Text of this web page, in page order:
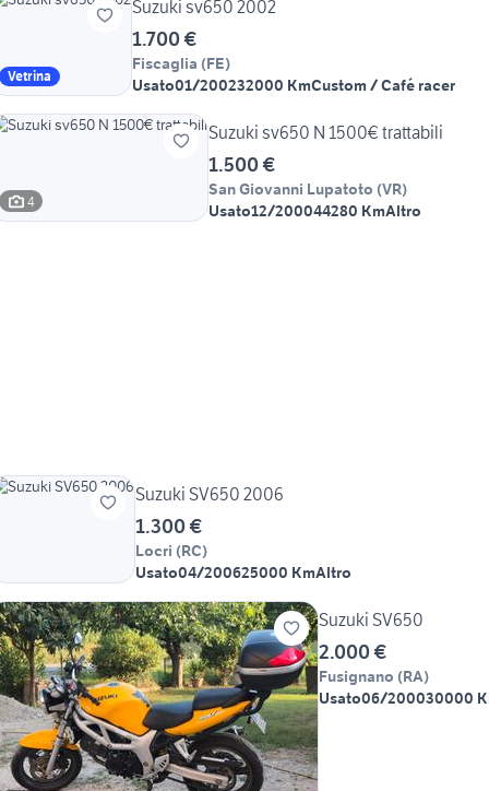
Vetrina
Suzuki sv650 2002
1.700 €
Fiscaglia (FE)
Usato01/200232000 KmCustom / Café racer
4
Suzuki sv650 N 1500€ trattabili
1.500 €
San Giovanni Lupatoto (VR)
Usato12/200044280 KmAltro
Suzuki SV650 2006
1.300 €
Locri (RC)
Usato04/200625000 KmAltro
Suzuki SV650
2.000 €
Fusignano (RA)
Usato06/200030000